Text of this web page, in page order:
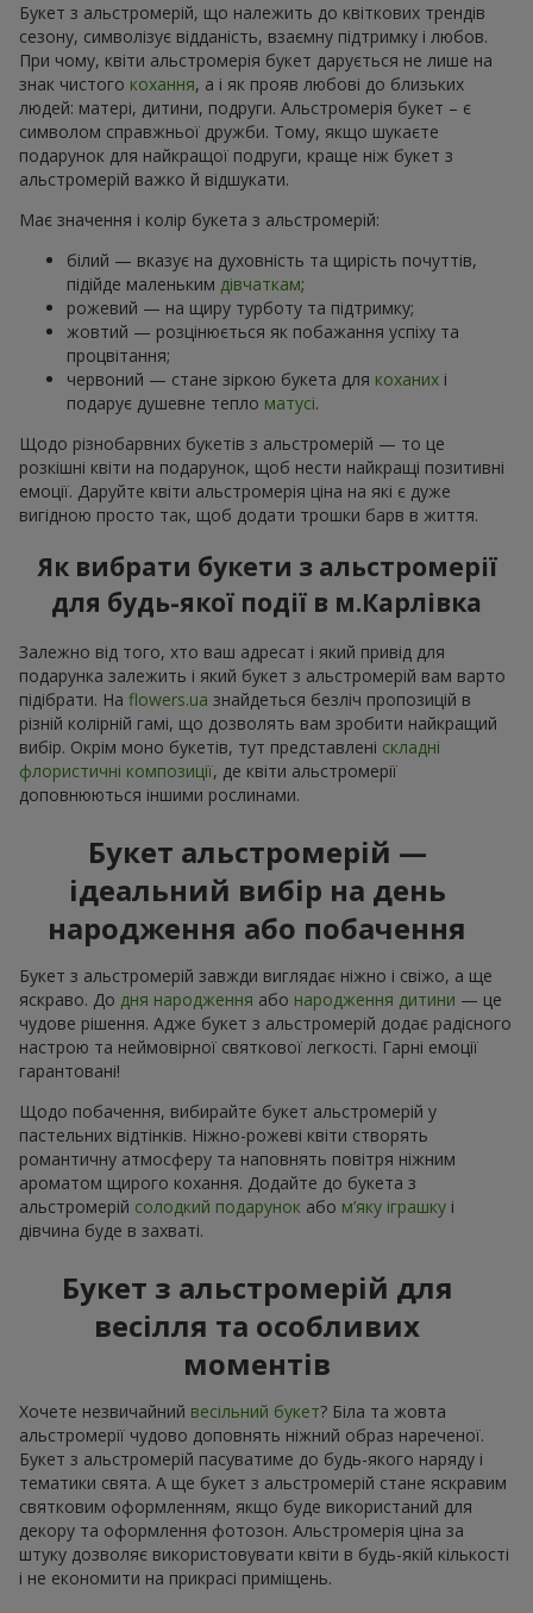
Букет з альстромерій, що належить до квіткових трендів
сезону, символізує відданість, взаємну підтримку і любов.
При чому, квіти альстромерія букет дарується не лише на
знак чистого кохання, а і як прояв любові до близьких
людей: матері, дитини, подруги. Альстромерія букет – є
символом справжньої дружби. Тому, якщо шукаєте
подарунок для найкращої подруги, краще ніж букет з
альстромерій важко й відшукати.
Має значення і колір букета з альстромерій:
білий — вказує на духовність та щирість почуттів,
підійде маленьким дівчаткам;
рожевий — на щиру турботу та підтримку;
жовтий — розцінюється як побажання успіху та
процвітання;
червоний — стане зіркою букета для коханих і
подарує душевне тепло матусі.
Щодо різнобарвних букетів з альстромерій — то це
розкішні квіти на подарунок, щоб нести найкращі позитивні
емоції. Даруйте квіти альстромерія ціна на які є дуже
вигідною просто так, щоб додати трошки барв в життя.
Як вибрати букети з альстромерії
для будь-якої події в м.Карлівка
Залежно від того, хто ваш адресат і який привід для
подарунка залежить і який букет з альстромерій вам варто
підібрати. На flowers.ua знайдеться безліч пропозицій в
різній колірній гамі, що дозволять вам зробити найкращий
вибір. Окрім моно букетів, тут представлені складні
флористичні композиції, де квіти альстромерії
доповнюються іншими рослинами.
Букет альстромерій —
ідеальний вибір на день
народження або побачення
Букет з альстромерій завжди виглядає ніжно і свіжо, а ще
яскраво. До дня народження або народження дитини — це
чудове рішення. Адже букет з альстромерій додає радісного
настрою та неймовірної святкової легкості. Гарні емоції
гарантовані!
Щодо побачення, вибирайте букет альстромерій у
пастельних відтінків. Ніжно-рожеві квіти створять
романтичну атмосферу та наповнять повітря ніжним
ароматом щирого кохання. Додайте до букета з
альстромерій солодкий подарунок або м’яку іграшку і
дівчина буде в захваті.
Букет з альстромерій для
весілля та особливих
моментів
Хочете незвичайний весільний букет? Біла та жовта
альстромерії чудово доповнять ніжний образ нареченої.
Букет з альстромерій пасуватиме до будь-якого наряду і
тематики свята. А ще букет з альстромерій стане яскравим
святковим оформленням, якщо буде використаний для
декору та оформлення фотозон. Альстромерія ціна за
штуку дозволяє використовувати квіти в будь-якій кількості
і не економити на прикрасі приміщень.